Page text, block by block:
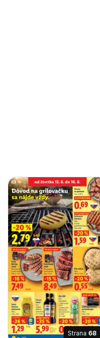
Strana 68